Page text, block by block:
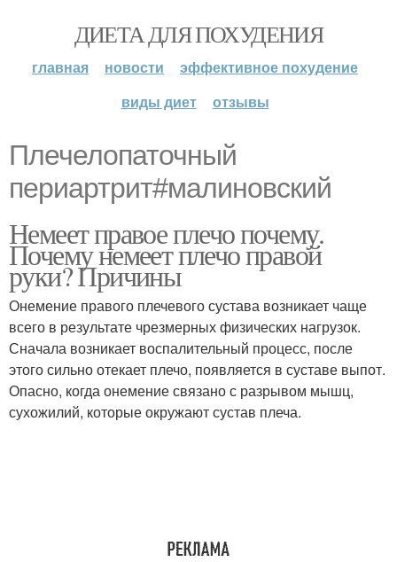
ДИЕТА ДЛЯ ПОХУДЕНИЯ
главная новости
эффективное похудение
виды диет
отзывы
Плечелопаточный
периартрит#малиновский
Немеет правое плечо почему.
Почему немеет плечо правой
руки? Причины
Онемение правого плечевого сустава возникает чаще
всего в результате чрезмерных физических нагрузок.
Сначала возникает воспалительный процесс, после
этого сильно отекает плечо, появляется в суставе выпот.
Опасно, когда онемение связано с разрывом мышц,
сухожилий, которые окружают сустав плеча.